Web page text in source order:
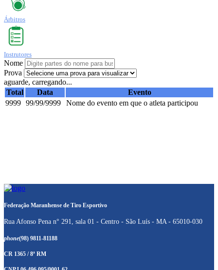
Árbitros
Instrutores
Nome
Prova
aguarde, carregando...
Total
Data
Evento
9999 99/99/9999 Nome do evento em que o atleta participou
Federação Maranhense de Tiro Esportivo
Rua Afonso Pena n° 291, sala 01 - Centro - São Luís - MA - 65010-030
phone(98) 9811-81188
CR 1365 / 8ª RM